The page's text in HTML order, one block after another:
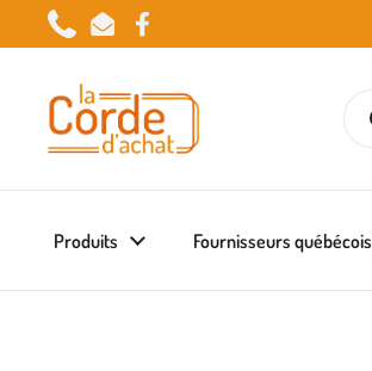
Passer au contenu
PhoneEmailFacebook
Produits Fournisseurs québécois